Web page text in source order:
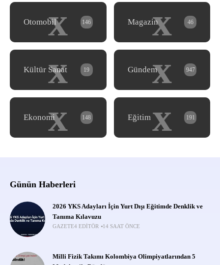
x
Otomobil 146 x
Magazin 46
x
Kültür Sanat 19 x
Gündem 947
x
Ekonomi 148 x
Eğitim 191
Günün Haberleri
2026 YKS Adayları İçin Yurt Dışı Eğitimde Denklik ve
Tanıma Kılavuzu
GAZETE4 EDITÖR 14 SAAT ÖNCE
Milli Fizik Takımı Kolombiya Olimpiyatlarından 5